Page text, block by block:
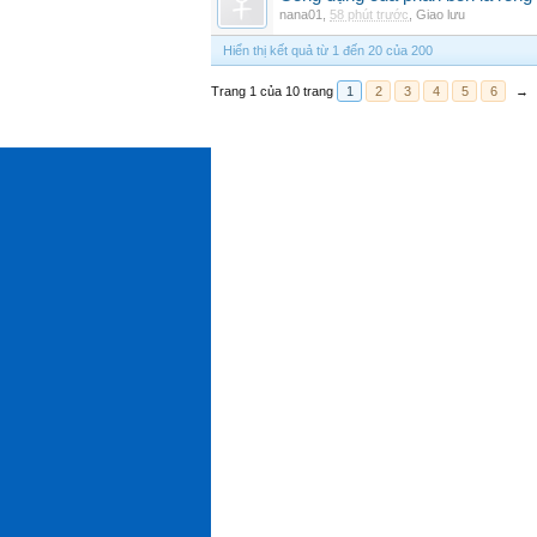
nana01 58 phút trước Giao lưu
Hiển thị kết quả từ 1 đến 20 của 200
Trang 1 của 10 trang 1 2 3 4 5 6 →